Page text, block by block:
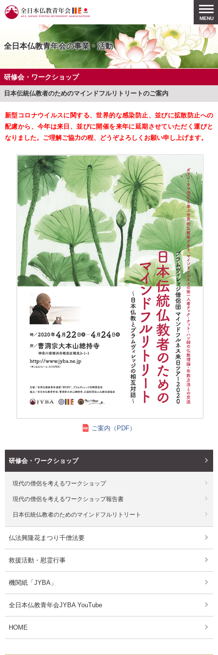
MENU
全日本仏教青年会の事業・活動
研修会・ワークショップ
日本伝統仏教者のためのマインドフルリトリートのご案内
ご案内（PDF）
新型コロナウイルスに関する、世界的な感染防止、並びに拡散防止への
配慮から、今年は来日、並びに開催を来年に延期させていただく運びと
なりました。ご理解ご協力の程、どうぞよろしくお願い申し上げます。
研修会・ワークショップ
現代の僧侶を考えるワークショップ
現代の僧侶を考えるワークショップ報告書
日本伝統仏教者のためのマインドフルリトリート
仏法興隆花まつり千僧法要
救援活動・慰霊行事
機関紙「JYBA」
全日本仏教青年会JYBA YouTube
HOME